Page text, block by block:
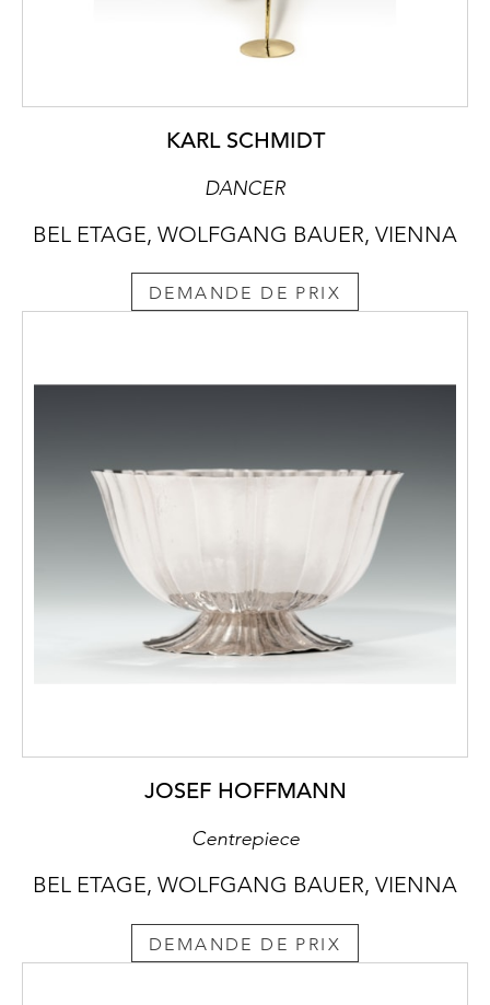
KARL SCHMIDT
DANCER
BEL ETAGE, WOLFGANG BAUER, VIENNA
DEMANDE DE PRIX
JOSEF HOFFMANN
Centrepiece
BEL ETAGE, WOLFGANG BAUER, VIENNA
DEMANDE DE PRIX